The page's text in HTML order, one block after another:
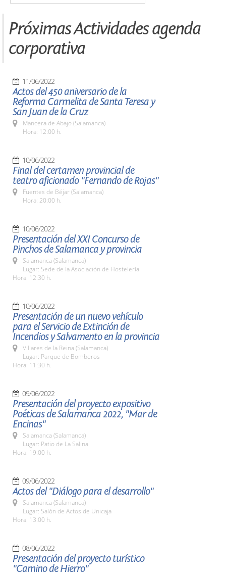
Próximas Actividades agenda
corporativa
11/06/2022
Actos del 450 aniversario de la
Reforma Carmelita de Santa Teresa y
San Juan de la Cruz
Mancera de Abajo (Salamanca)
Hora: 12:00 h.
10/06/2022
Final del certamen provincial de
teatro aficionado "Fernando de Rojas"
Fuentes de Béjar (Salamanca)
Hora: 20:00 h.
10/06/2022
Presentación del XXI Concurso de
Pinchos de Salamanca y provincia
Salamanca (Salamanca)
Lugar: Sede de la Asociación de Hostelería
Hora: 12:30 h.
10/06/2022
Presentación de un nuevo vehículo
para el Servicio de Extinción de
Incendios y Salvamento en la provincia
Villares de la Reina (Salamanca)
Lugar: Parque de Bomberos
Hora: 11:30 h.
09/06/2022
Presentación del proyecto expositivo
Poéticas de Salamanca 2022, "Mar de
Encinas"
Salamanca (Salamanca)
Lugar: Patio de La Salina
Hora: 19:00 h.
09/06/2022
Actos del "Diálogo para el desarrollo"
Salamanca (Salamanca)
Lugar: Salón de Actos de Unicaja
Hora: 13:00 h.
08/06/2022
Presentación del proyecto turístico
"Camino de Hierro"